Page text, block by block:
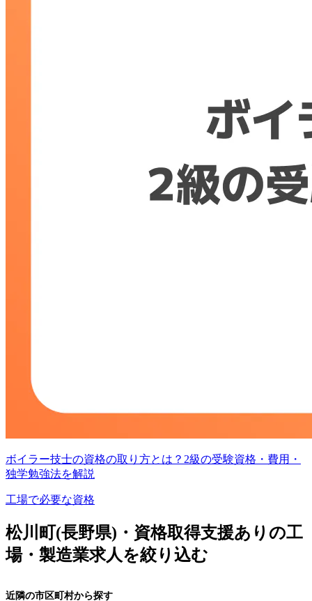
ボイラー技士の資格の取り方とは？2級の受験資格・費用・
独学勉強法を解説
工場で必要な資格
松川町(長野県)・資格取得支援ありの工
場・製造業求人を絞り込む
近隣の市区町村から探す